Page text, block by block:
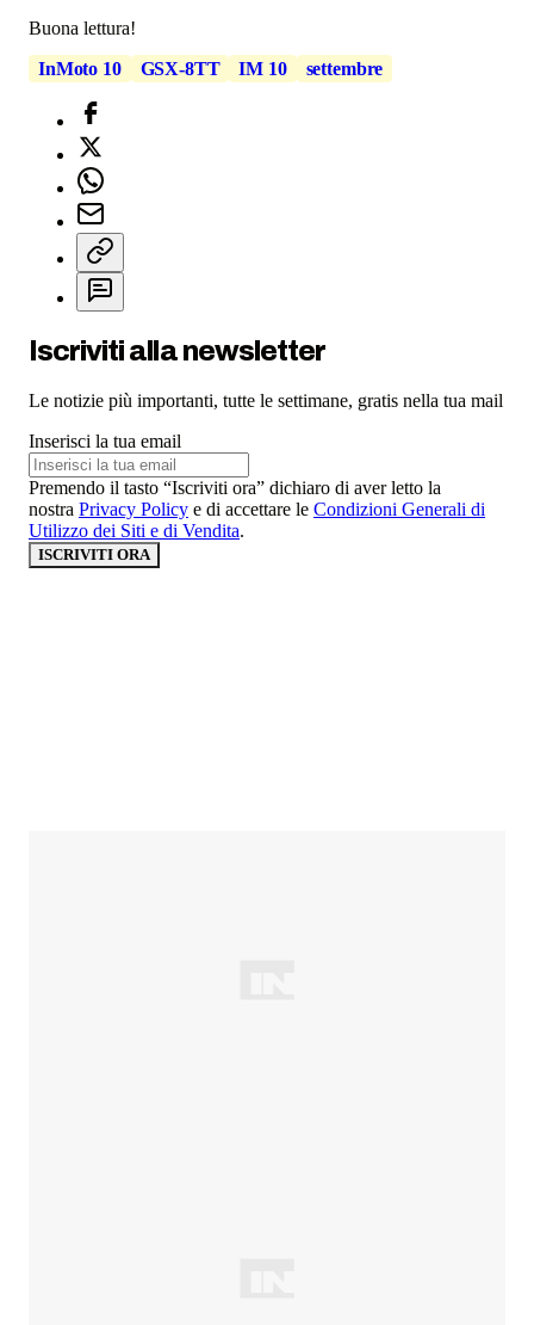
Buona lettura!
InMoto 10
GSX-8TT IM 10 settembre
Iscriviti alla newsletter
Le notizie più importanti, tutte le settimane, gratis nella tua mail
Inserisci la tua email
Premendo il tasto “Iscriviti ora” dichiaro di aver letto la
nostra Privacy Policy e di accettare le Condizioni Generali di
Utilizzo dei Siti e di Vendita.
ISCRIVITI ORA